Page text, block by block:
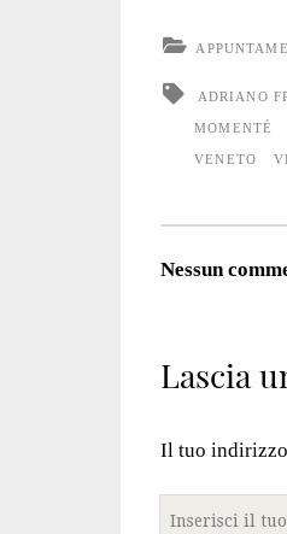
ADRIANO
MOMENTÉ
VENETO
Nessun
Lascia
Il tuo
Tuo